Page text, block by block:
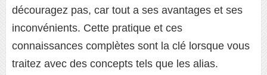
découragez pas, car tout a ses avantages et ses
inconvénients. Cette pratique et ces
connaissances complètes sont la clé lorsque vous
traitez avec des concepts tels que les alias.